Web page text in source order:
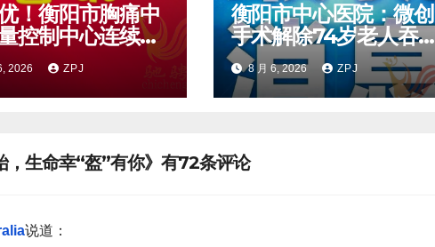
！衡阳市胸痛中
控制中心连续三
优秀市级医疗质
中心
2026 ZPJ
衡阳市中心医院：微创
手术解除74岁老人吞咽
难题
8 月 6, 2026 ZPJ
，生命幸“盔”有你》有72条评论
说道：